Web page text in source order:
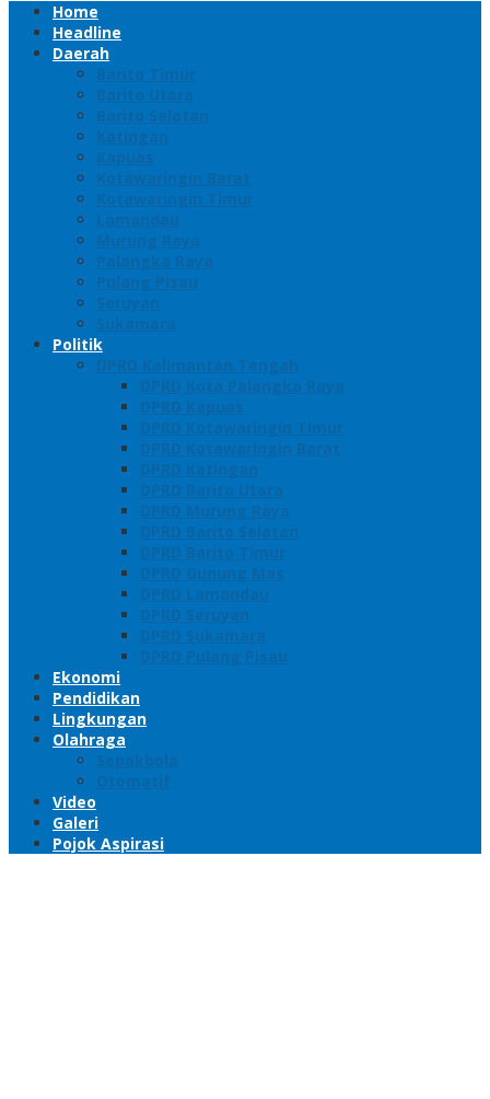
Home
Headline
Daerah
Barito Timur
Barito Utara
Barito Selatan
Katingan
Kapuas
Kotawaringin Barat
Kotawaringin Timur
Lamandau
Murung Raya
Palangka Raya
Pulang Pisau
Seruyan
Sukamara
Politik
DPRD Kalimantan Tengah
DPRD Kota Palangka Raya
DPRD Kapuas
DPRD Kotawaringin Timur
DPRD Kotawaringin Barat
DPRD Katingan
DPRD Barito Utara
DPRD Murung Raya
DPRD Barito Selatan
DPRD Barito Timur
DPRD Gunung Mas
DPRD Lamandau
DPRD Seruyan
DPRD Sukamara
DPRD Pulang Pisau
Ekonomi
Pendidikan
Lingkungan
Olahraga
Sepakbola
Otomatif
Video
Galeri
Pojok Aspirasi